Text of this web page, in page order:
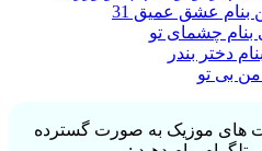
عشق عمیق 31
بنام چشمای تو
دختر بندر
من بی تو
های موزیک به صورت گسترده